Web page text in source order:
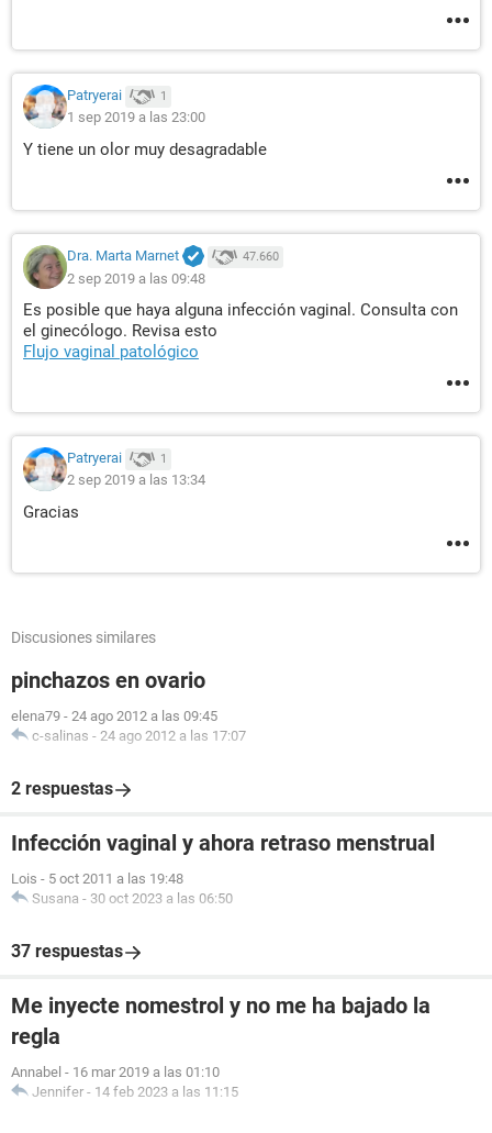
Patryerai 1
1 sep 2019 a las 23:00
Y tiene un olor muy desagradable
Dra. Marta Marnet 47.660
2 sep 2019 a las 09:48
Es posible que haya alguna infección vaginal. Consulta con
el ginecólogo. Revisa esto
Flujo vaginal patológico
Patryerai 1
2 sep 2019 a las 13:34
Gracias
Discusiones similares
pinchazos en ovario
elena79 - 24 ago 2012 a las 09:45
c-salinas - 24 ago 2012 a las 17:07
2 respuestas
Infección vaginal y ahora retraso menstrual
Lois - 5 oct 2011 a las 19:48
Susana - 30 oct 2023 a las 06:50
37 respuestas
Me inyecte nomestrol y no me ha bajado la
regla
Annabel - 16 mar 2019 a las 01:10
Jennifer - 14 feb 2023 a las 11:15